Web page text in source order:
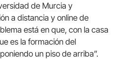
de Murcia y
a distancia y online de
está en que, con la casa
es la formación del
un piso de arriba”.